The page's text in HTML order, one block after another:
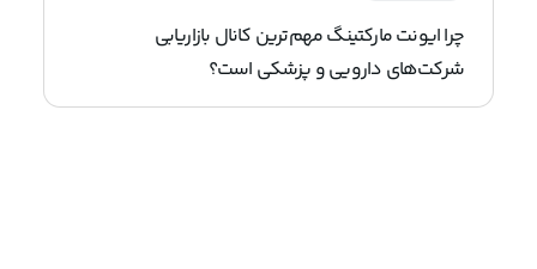
چرا ایونت مارکتینگ مهم‌ترین کانال بازاریابی
شرکت‌های دارویی و پزشکی است؟